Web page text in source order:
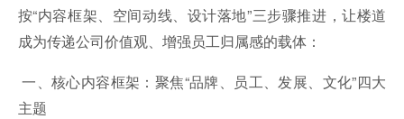
按“内容框架、空间动线、设计落地”三步骤推进，让楼道
成为传递公司价值观、增强员工归属感的载体：
一、核心内容框架：聚焦“品牌、员工、发展、文化”四大
主题